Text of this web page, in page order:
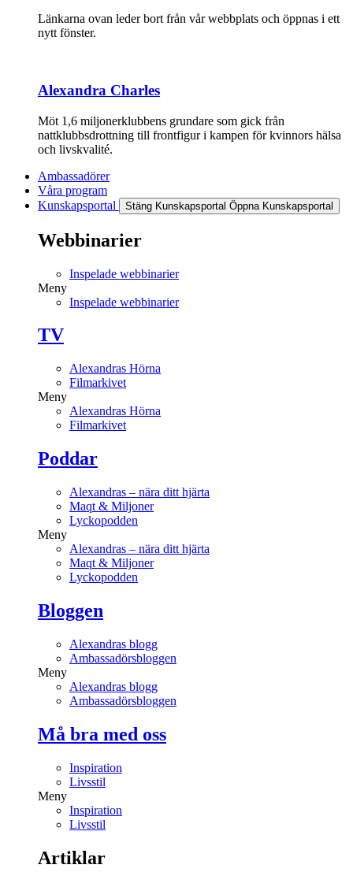
Länkarna ovan leder bort från vår webbplats och öppnas i ett
nytt fönster.
Alexandra Charles
Möt 1,6 miljonerklubbens grundare som gick från
nattklubbsdrottning till frontfigur i kampen för kvinnors hälsa
och livskvalité.
Ambassadörer
Våra program
Kunskapsportal
Stäng Kunskapsportal Öppna Kunskapsportal
Webbinarier
Inspelade webbinarier
Meny
Inspelade webbinarier
TV
Alexandras Hörna
Filmarkivet
Meny
Alexandras Hörna
Filmarkivet
Poddar
Alexandras – nära ditt hjärta
Maqt & Miljoner
Lyckopodden
Meny
Alexandras – nära ditt hjärta
Maqt & Miljoner
Lyckopodden
Bloggen
Alexandras blogg
Ambassadörsbloggen
Meny
Alexandras blogg
Ambassadörsbloggen
Må bra med oss
Inspiration
Livsstil
Meny
Inspiration
Livsstil
Artiklar